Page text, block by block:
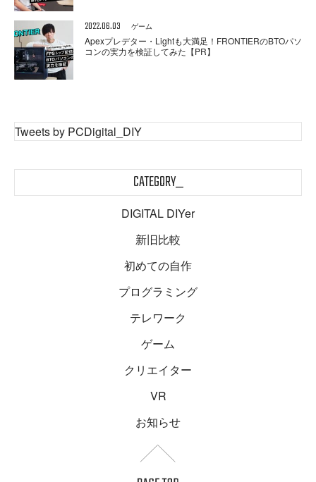
2022.06.03 ゲーム
Apexプレデター・Lightも大満足！FRONTIERのBTOパソ
コンの実力を検証してみた【PR】
Tweets by PCDigital_DIY
CATEGORY_
DIGITAL DIYer
新旧比較
初めての自作
プログラミング
テレワーク
ゲーム
クリエイター
VR
お知らせ